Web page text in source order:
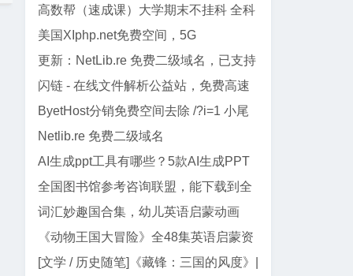
选
高数帮（速成课）大学期末不挂科 全科
资源合集 【61门】
美国XIphp.net免费空间，5G
PHP+Mysql, 免费SSL, Cpanel面板
更新：NetLib.re 免费二级域名，已支持
加入CF管理
闪链 - 在线文件解析公益站，免费高速
下载百度网盘文件
ByetHost分销免费空间去除 /?i=1 小尾
巴代码
Netlib.re 免费二级域名
AI生成ppt工具有哪些？5款AI生成PPT
工具盘点
全国图书馆参考咨询联盟，能下载到全
网99%电子书
词汇妙趣国合集，幼儿英语启蒙动画
《动物王国大冒险》全48集英语启蒙资
源｜动画+儿歌+音频+电影版
[文学 / 历史随笔]《藏锋：三国的风度》|